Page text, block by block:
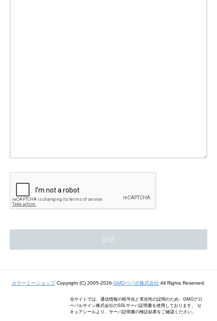
カラーミーショップCopyright (C) 2005-2026 GMOペパボ株式会社 All Rights Reserved.
当サイトでは、通信情報の暗号化と実在性の証明のため、GMOグロ
ーバルサイン株式会社のSSLサーバ証明書を使用しております。 セ
キュアシールより、サーバ証明書の検証結果をご確認ください。